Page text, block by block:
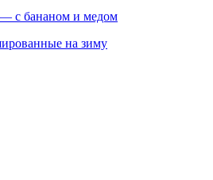
с бананом и медом
на зиму